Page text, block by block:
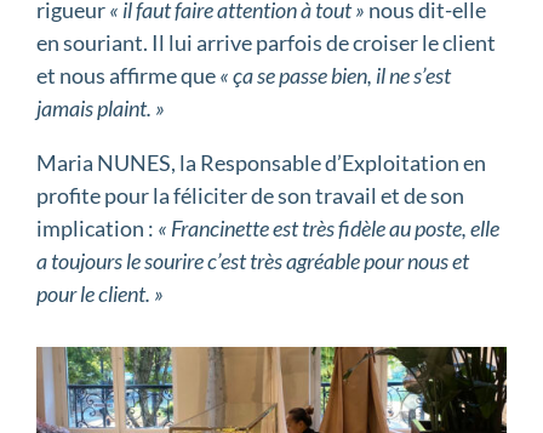
rigueur« il faut faire attention à tout » nous dit-elle
en souriant. Il lui arrive parfois de croiser le client
et nous affirme que« ça se passe bien, il ne s’est
jamais plaint. »
Maria NUNES, la Responsable d’Exploitation en
profite pour la féliciter de son travail et de son
implication : « Francinette est très fidèle au poste, elle
a toujours le sourire c’est très agréable pour nous et
pour le client. »